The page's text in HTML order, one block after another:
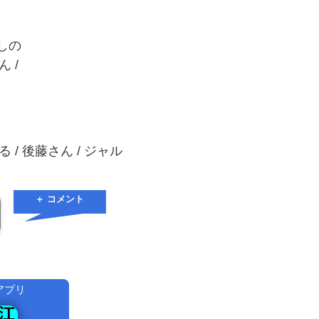
の
/
/ 後藤さん / ジャル
＋ コメント
プリ